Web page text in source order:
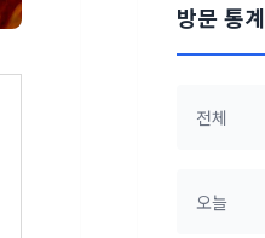
방문 통계
전체
오늘